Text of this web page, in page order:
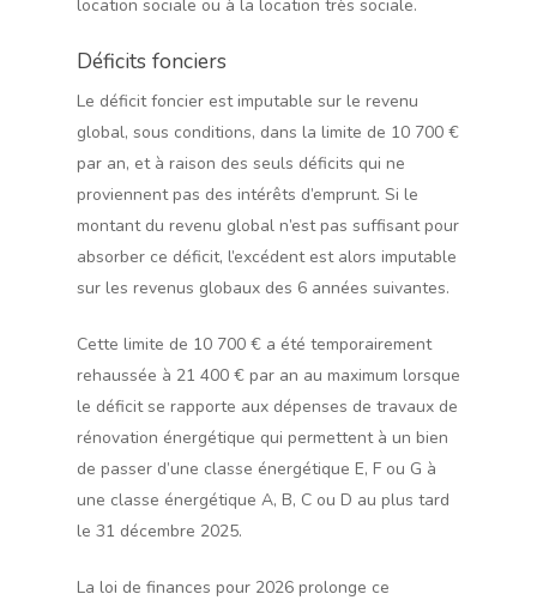
location sociale ou à la location très sociale.
Déficits fonciers
Le déficit foncier est imputable sur le revenu
global, sous conditions, dans la limite de 10 700 €
par an, et à raison des seuls déficits qui ne
proviennent pas des intérêts d’emprunt. Si le
montant du revenu global n’est pas suffisant pour
absorber ce déficit, l’excédent est alors imputable
sur les revenus globaux des 6 années suivantes.
Cette limite de 10 700 € a été temporairement
rehaussée à 21 400 € par an au maximum lorsque
le déficit se rapporte aux dépenses de travaux de
rénovation énergétique qui permettent à un bien
de passer d’une classe énergétique E, F ou G à
une classe énergétique A, B, C ou D au plus tard
le 31 décembre 2025.
La loi de finances pour 2026 prolonge ce